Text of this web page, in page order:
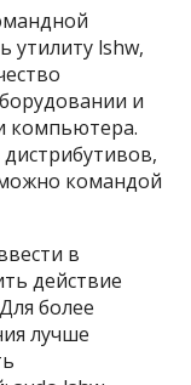
утилиту lshw,
и
компьютера.
командой
в
действие
более
лучше